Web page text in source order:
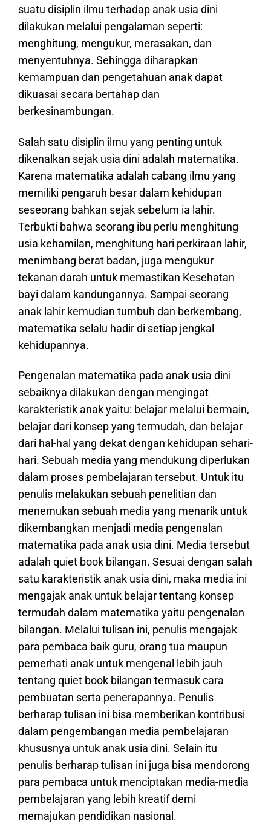
suatu disiplin ilmu terhadap anak usia dini
dilakukan melalui pengalaman seperti:
menghitung, mengukur, merasakan, dan
menyentuhnya. Sehingga diharapkan
kemampuan dan pengetahuan anak dapat
dikuasai secara bertahap dan
berkesinambungan.
Salah satu disiplin ilmu yang penting untuk
dikenalkan sejak usia dini adalah matematika.
Karena matematika adalah cabang ilmu yang
memiliki pengaruh besar dalam kehidupan
seseorang bahkan sejak sebelum ia lahir.
Terbukti bahwa seorang ibu perlu menghitung
usia kehamilan, menghitung hari perkiraan lahir,
menimbang berat badan, juga mengukur
tekanan darah untuk memastikan Kesehatan
bayi dalam kandungannya. Sampai seorang
anak lahir kemudian tumbuh dan berkembang,
matematika selalu hadir di setiap jengkal
kehidupannya.
Pengenalan matematika pada anak usia dini
sebaiknya dilakukan dengan mengingat
karakteristik anak yaitu: belajar melalui bermain,
belajar dari konsep yang termudah, dan belajar
dari hal-hal yang dekat dengan kehidupan sehari-
hari. Sebuah media yang mendukung diperlukan
dalam proses pembelajaran tersebut. Untuk itu
penulis melakukan sebuah penelitian dan
menemukan sebuah media yang menarik untuk
dikembangkan menjadi media pengenalan
matematika pada anak usia dini. Media tersebut
adalah quiet book bilangan. Sesuai dengan salah
satu karakteristik anak usia dini, maka media ini
mengajak anak untuk belajar tentang konsep
termudah dalam matematika yaitu pengenalan
bilangan. Melalui tulisan ini, penulis mengajak
para pembaca baik guru, orang tua maupun
pemerhati anak untuk mengenal lebih jauh
tentang quiet book bilangan termasuk cara
pembuatan serta penerapannya. Penulis
berharap tulisan ini bisa memberikan kontribusi
dalam pengembangan media pembelajaran
khususnya untuk anak usia dini. Selain itu
penulis berharap tulisan ini juga bisa mendorong
para pembaca untuk menciptakan media-media
pembelajaran yang lebih kreatif demi
memajukan pendidikan nasional.